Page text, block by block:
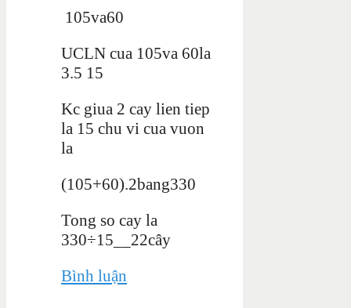
105va60
UCLN cua 105va 60la
3.5 15
Kc giua 2 cay lien tiep
la 15 chu vi cua vuon
la
(105+60).2bang330
Tong so cay la
330÷15__22cây
Bình luận